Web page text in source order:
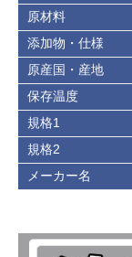
原材料
添加物・仕様
原産国・産地
保存温度
規格1
規格2
メーカー名